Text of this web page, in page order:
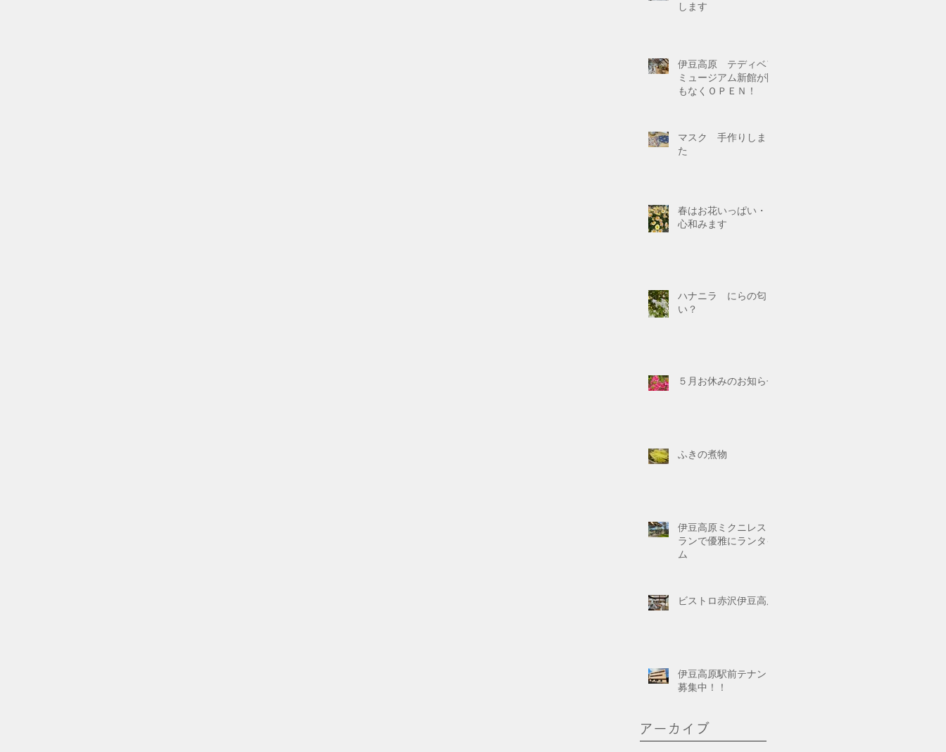
します
伊豆高原 テディベア
ミュージアム新館が間
もなくＯＰＥＮ！
マスク 手作りしまし
た
春はお花いっぱい・・
心和みます
ハナニラ にらの匂
い？
５月お休みのお知らせ
ふきの煮物
伊豆高原ミクニレスト
ランで優雅にランタイ
ム
ビストロ赤沢伊豆高原
伊豆高原駅前テナント
募集中！！
アーカイブ